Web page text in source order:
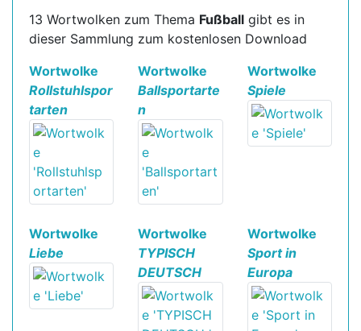
13 Wortwolken zum Thema Fußball gibt es in
dieser Sammlung zum kostenlosen Download
Wortwolke
Rollstuhlspor
tarten
Wortwolke
Ballsportarte
n
Wortwolke
Spiele
Wortwolke
Liebe
Wortwolke
TYPISCH
DEUTSCH
Wortwolke
Sport in
Europa